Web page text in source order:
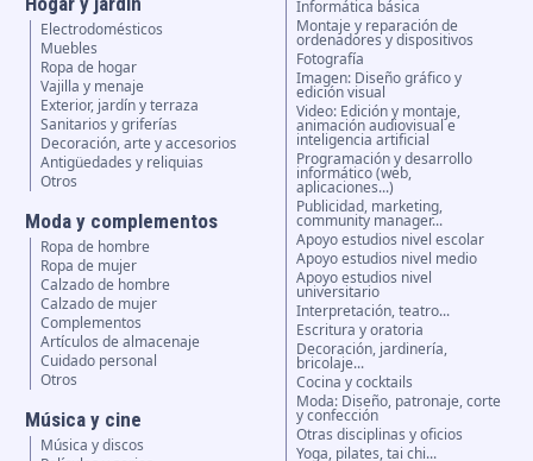
Electrodomésticos
Muebles
Ropa de hogar
Vajilla y menaje
Exterior, jardín y terraza
Sanitarios y griferías
Decoración, arte y accesorios
Antigüedades y reliquias
Otros
Moda y complementos
Ropa de hombre
Ropa de mujer
Calzado de hombre
Calzado de mujer
Complementos
Artículos de almacenaje
Cuidado personal
Otros
Música y cine
Música y discos
Informática básica
Montaje y reparación de
ordenadores y dispositivos
Fotografía
Imagen: Diseño gráfico y
edición visual
Video: Edición y montaje,
animación audiovisual e
inteligencia artificial
Programación y desarrollo
informático (web,
aplicaciones...)
Publicidad, marketing,
community manager...
Apoyo estudios nivel escolar
Apoyo estudios nivel medio
Apoyo estudios nivel
universitario
Interpretación, teatro...
Escritura y oratoria
Decoración, jardinería,
bricolaje...
Cocina y cocktails
Moda: Diseño, patronaje, corte
y confección
Otras disciplinas y oficios
Yoga, pilates, tai chi...